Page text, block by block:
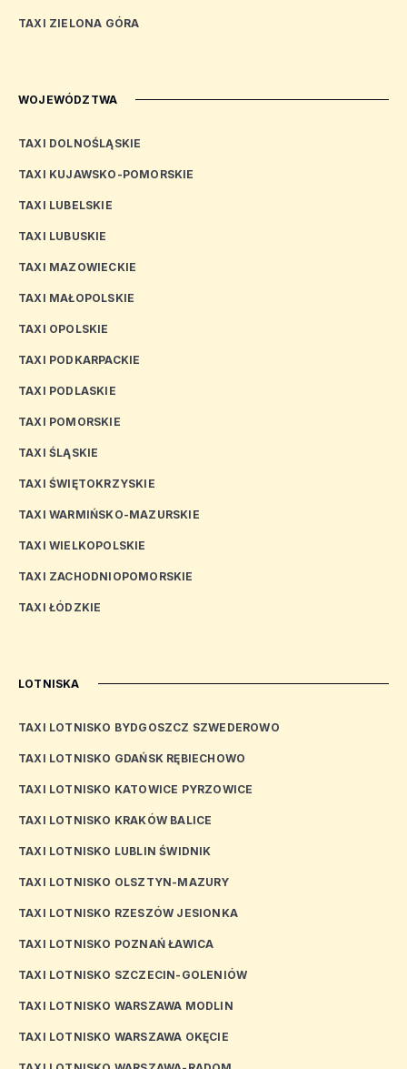
TAXI ZIELONA GÓRA
WOJEWÓDZTWA
TAXI DOLNOŚLĄSKIE
TAXI KUJAWSKO-POMORSKIE
TAXI LUBELSKIE
TAXI LUBUSKIE
TAXI MAZOWIECKIE
TAXI MAŁOPOLSKIE
TAXI OPOLSKIE
TAXI PODKARPACKIE
TAXI PODLASKIE
TAXI POMORSKIE
TAXI ŚLĄSKIE
TAXI ŚWIĘTOKRZYSKIE
TAXI WARMIŃSKO-MAZURSKIE
TAXI WIELKOPOLSKIE
TAXI ZACHODNIOPOMORSKIE
TAXI ŁÓDZKIE
LOTNISKA
TAXI LOTNISKO BYDGOSZCZ SZWEDEROWO
TAXI LOTNISKO GDAŃSK RĘBIECHOWO
TAXI LOTNISKO KATOWICE PYRZOWICE
TAXI LOTNISKO KRAKÓW BALICE
TAXI LOTNISKO LUBLIN ŚWIDNIK
TAXI LOTNISKO OLSZTYN-MAZURY
TAXI LOTNISKO RZESZÓW JESIONKA
TAXI LOTNISKO POZNAŃ ŁAWICA
TAXI LOTNISKO SZCZECIN-GOLENIÓW
TAXI LOTNISKO WARSZAWA MODLIN
TAXI LOTNISKO WARSZAWA OKĘCIE